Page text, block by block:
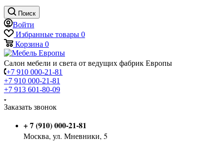
Поиск
Войти
Избранные товары 0
Корзина 0
Салон мебели и света от ведущих фабрик Европы
+7 910 000-21-81
+7 910 000-21-81
+7 913 601-80-09
Заказать звонок
+ 7 (910) 000-21-81
Москва, ул. Мневники, 5